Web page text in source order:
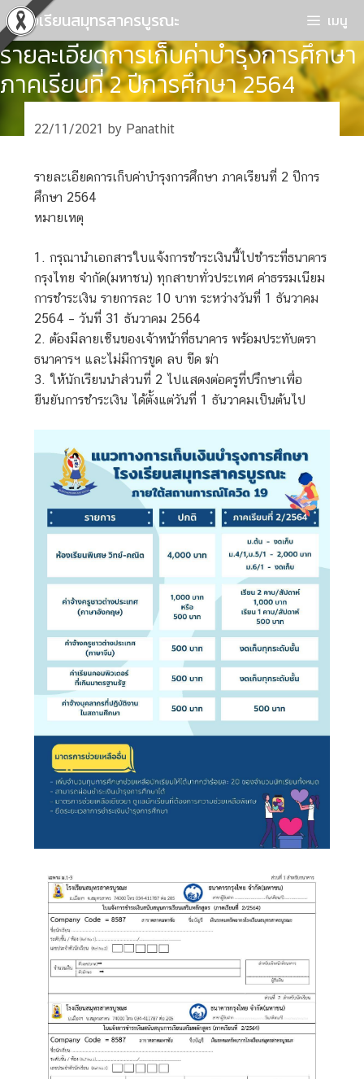
Skip
to
content
โรงเรียนสมุทรสาครบูรณะ เมนู
รายละเอียดการเก็บค่าบำรุงการศึกษา
ภาคเรียนที่ 2 ปีการศึกษา 2564
22/11/2021 by Panathit
รายละเอียดการเก็บค่าบำรุงการศึกษา ภาคเรียนที่ 2 ปีการ
ศึกษา 2564
หมายเหตุ
1. กรุณานำเอกสารใบแจ้งการชำระเงินนี้ไปชำระที่ธนาคาร
กรุงไทย จำกัด(มหาชน) ทุกสาขาทั่วประเทศ ค่าธรรมเนียม
การชำระเงิน รายการละ 10 บาท ระหว่างวันที่ 1 ธันวาคม
2564 – วันที่ 31 ธันวาคม 2564
2. ต้องมีลายเซ็นของเจ้าหน้าที่ธนาคาร พร้อมประทับตรา
ธนาคารฯ และไม่มีการขูด ลบ ขีด ฆ่า
3. ให้นักเรียนนำส่วนที่ 2 ไปแสดงต่อครูที่ปรึกษาเพื่อ
ยืนยันการชำระเงิน ได้ตั้งแต่วันที่ 1 ธันวาคมเป็นต้นไป